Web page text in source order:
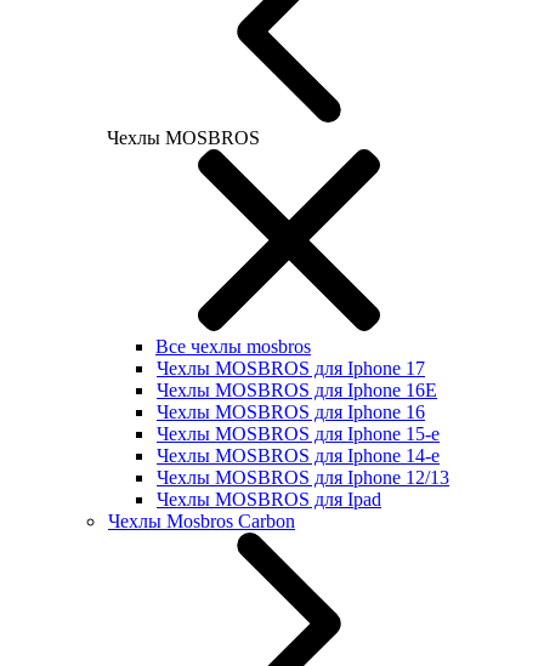
Чехлы MOSBROS
Все чехлы mosbros
Чехлы MOSBROS для Iphone 17
Чехлы MOSBROS для Iphone 16E
Чехлы MOSBROS для Iphone 16
Чехлы MOSBROS для Iphone 15-е
Чехлы MOSBROS для Iphone 14-е
Чехлы MOSBROS для Iphone 12/13
Чехлы MOSBROS для Ipad
Чехлы Mosbros Carbon